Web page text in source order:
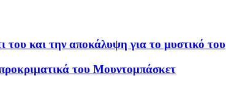
του και την αποκάλυψη για το μυστικό του
του Μουντομπάσκετ